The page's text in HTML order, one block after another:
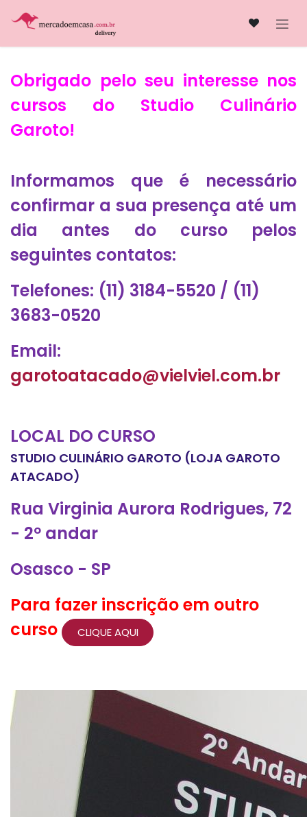
Obrigado pelo seu interesse nos
cursos do Studio Culinário
Garoto!
Informamos que é necessário
confirmar a sua presença até um
dia antes do curso pelos
seguintes contatos:
Telefones: (11) 3184-5520 / (11)
3683-0520
Email:
garotoatacado@vielviel.com.br
LOCAL DO CURSO
STUDIO CULINÁRIO GAROTO (LOJA GAROTO
ATACADO)
Rua Virginia Aurora Rodrigues, 72
- 2º andar
Osasco - SP
Para fazer inscrição em outro
curso
CLIQUE AQUI